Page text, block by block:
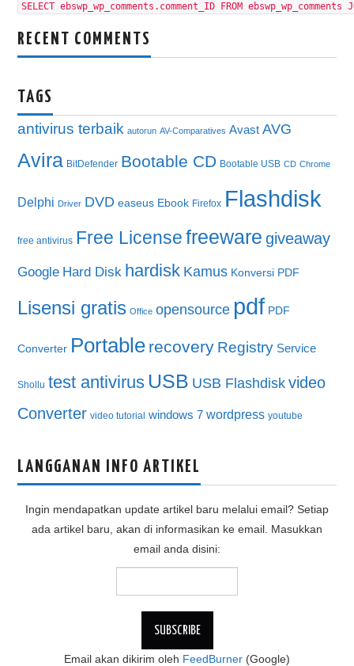
SELECT ebswp_wp_comments.comment_ID FROM
RECENT COMMENTS
TAGS
antivirus terbaik autorun AV-Comparatives Avast AVG
Avira BitDefender Bootable CD Bootable USB CD Chrome
Delphi Driver DVD easeus Ebook Firefox Flashdisk
free antivirus Free License freeware giveaway
Google Hard Disk hardisk Kamus Konversi PDF
Lisensi gratis Office opensource pdf PDF
Converter Portable recovery Registry Service
Shollu test antivirus USB USB Flashdisk video
Converter video tutorial windows 7 wordpress youtube
LANGGANAN INFO ARTIKEL
Ingin mendapatkan update artikel baru melalui email? Setiap
ada artikel baru, akan di informasikan ke email. Masukkan
email anda disini:
Email akan dikirim oleh FeedBurner (Google)